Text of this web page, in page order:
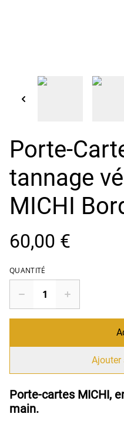
Porte-
tannage
MICHI
60,00 €
QUANTITÉ
Ajouter
Porte-cartes MICHI,
main.